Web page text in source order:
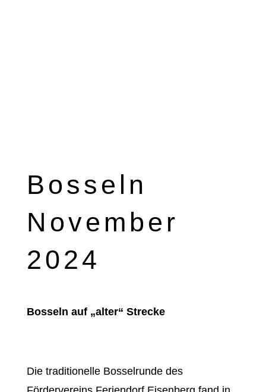
Bosseln
November
2024
Bosseln auf „alter“ Strecke
Die traditionelle Bosselrunde des